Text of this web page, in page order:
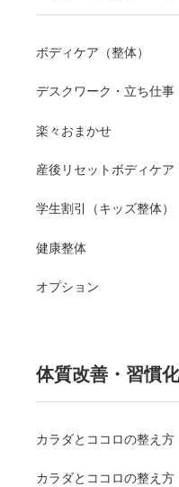
ボディケア（整体）
デスクワーク・立ち仕事
楽々おまかせ
産後リセットボディケア
学生割引（キッズ整体）
健康整体
オプション
体質改善・習慣
カラダとココロの整え方
カラダとココロの整え